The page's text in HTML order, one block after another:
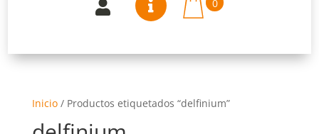
 
Inicio/ Productos etiquetados “delfinium”